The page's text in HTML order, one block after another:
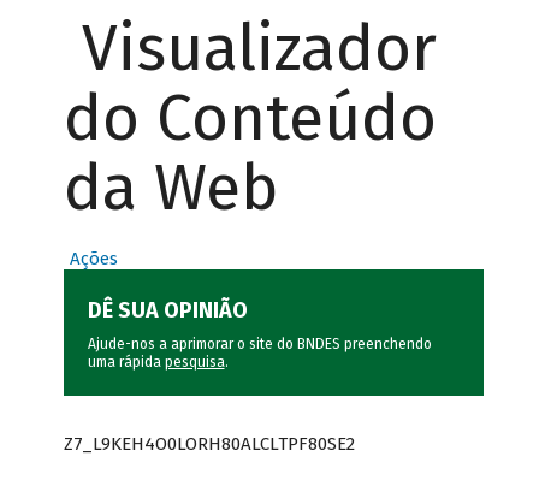
Visualizador
do Conteúdo
da Web
Ações
DÊ SUA OPINIÃO
Ajude-nos a aprimorar o site do BNDES preenchendo
uma rápida pesquisa.
Z7_L9KEH4O0LORH80ALCLTPF80SE2